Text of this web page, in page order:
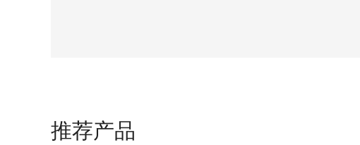
推荐产品